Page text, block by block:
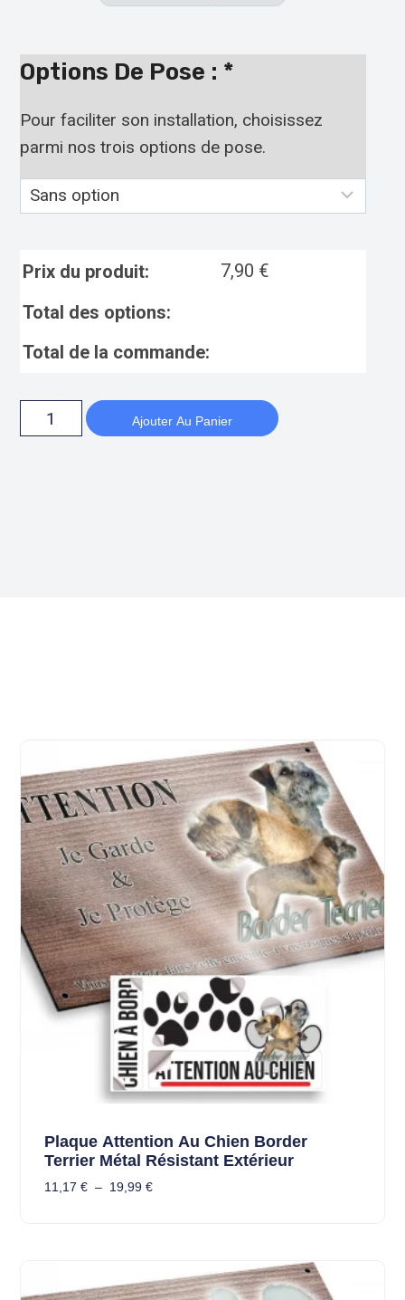
Options De Pose : *
Pour faciliter son installation, choisissez
parmi nos trois options de pose.
Prix du produit: 7,90 €
Total des options:
Total de la commande:
Ajouter Au Panier
Plaque Attention Au Chien Border
Terrier Métal Résistant Extérieur
11,17 € – 19,99 €